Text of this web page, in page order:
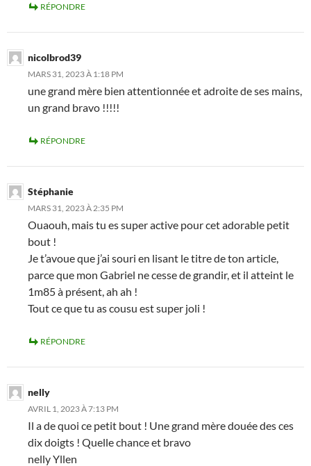
RÉPONDRE
nicolbrod39
MARS 31, 2023 À 1:18 PM
une grand mère bien attentionnée et adroite de ses mains,
un grand bravo !!!!!
RÉPONDRE
Stéphanie
MARS 31, 2023 À 2:35 PM
Ouaouh, mais tu es super active pour cet adorable petit
bout !
Je t’avoue que j’ai souri en lisant le titre de ton article,
parce que mon Gabriel ne cesse de grandir, et il atteint le
1m85 à présent, ah ah !
Tout ce que tu as cousu est super joli !
RÉPONDRE
nelly
AVRIL 1, 2023 À 7:13 PM
Il a de quoi ce petit bout ! Une grand mère douée des ces
dix doigts ! Quelle chance et bravo
nelly Yllen